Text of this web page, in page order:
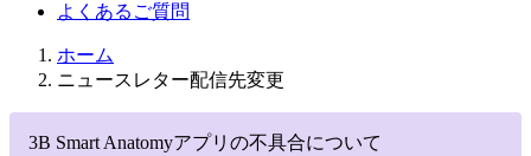
よくあるご質問
ホーム
ニュースレター配信先変更
3B Smart Anatomyアプリの不具合について